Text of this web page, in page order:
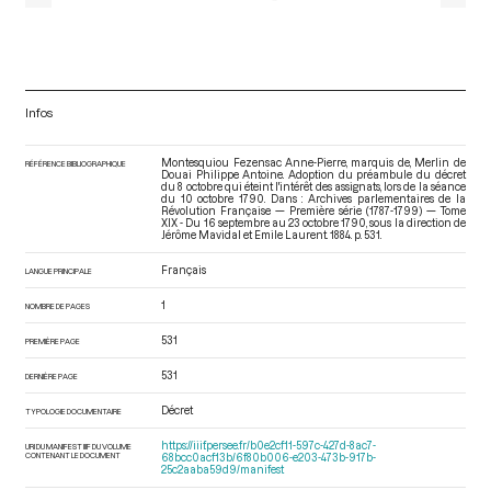
Infos
RÉFÉRENCE BIBLIOGRAPHIQUE
Montesquiou Fezensac Anne-Pierre, marquis de, Merlin de
Douai Philippe Antoine. Adoption du préambule du décret
du 8 octobre qui éteint l'intérêt des assignats, lors de la séance
du 10 octobre 1790. Dans : Archives parlementaires de la
Révolution Française — Première série (1787-1799) — Tome
XIX - Du 16 septembre au 23 octobre 1790 , sous la direction de
Jérôme Mavidal et Emile Laurent. 1884. p. 531.
LANGUE PRINCIPALE Français
NOMBRE DE PAGES 1
PREMIÈRE PAGE 531
DERNIÈRE PAGE 531
TYPOLOGIE DOCUMENTAIRE Décret
URI DU MANIFEST IIIF DU VOLUME
CONTENANT LE DOCUMENT
https://iiif.persee.fr/b0e2cf11-597c-427d-8ac7-
68bcc0acf13b/6f80b006-e203-473b-917b-
25c2aaba59d9/manifest